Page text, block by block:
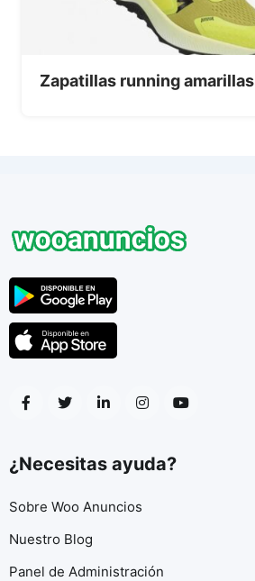
Zapatillas running amarillas
¿Necesitas ayuda?
Sobre Woo Anuncios
Nuestro Blog
Panel de Administración